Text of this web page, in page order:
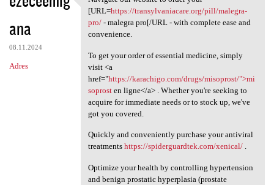
ana
08.11.2024
Adres
Navigate our website to order
[URL=https://transylvaniacare.org/pill/malegra-
pro/- malegra pro[/URL - with complete ease and
convenience.
To get your order of essential medicine, simply
visit <a
href="https://karachigo.com/drugs/misoprost/">mi
soprosten ligne</a> . Whether you're seeking to
acquire for immediate needs or to stock up, we've
got you covered.
Quickly and conveniently purchase your antiviral
treatments https://spiderguardtek.com/xenical/.
Optimize your health by controlling hypertension
and benign prostatic hyperplasia (prostate